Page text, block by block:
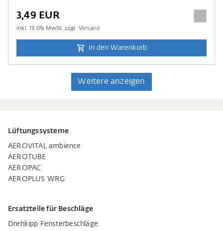
3,49 EUR
inkl.19.0% MwSt. zzgl. Versand
In den Warenkorb
Weitere anzeigen
Lüftungssysteme
AEROVITAL ambience
AEROTUBE
AEROPAC
AEROPLUS WRG
Ersatzteile für Beschläge
Drehkipp Fensterbeschläge